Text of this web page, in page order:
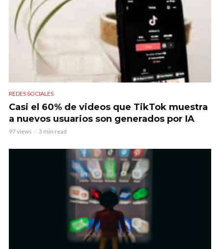
REDES SOCIALES
Casi el 60% de videos que TikTok muestra
a nuevos usuarios son generados por IA
97 views 3 min read